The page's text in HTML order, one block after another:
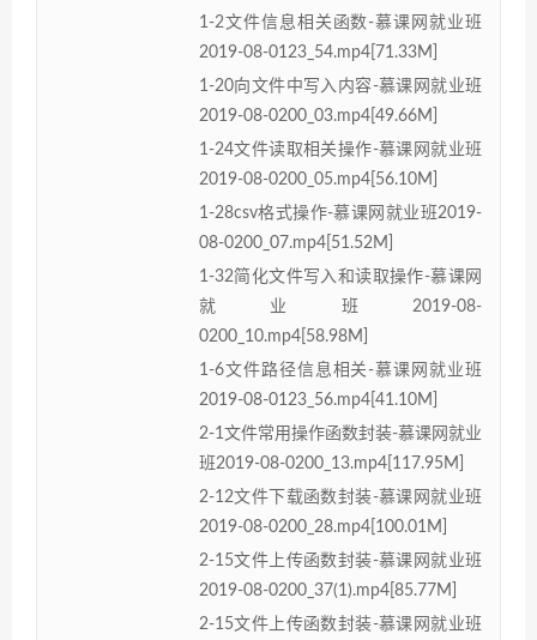
1-2文件信息相关函数-慕课网就业班
2019-08-0123_54.mp4[71.33M]
1-20向文件中写入内容-慕课网就业班
2019-08-0200_03.mp4[49.66M]
1-24文件读取相关操作-慕课网就业班
2019-08-0200_05.mp4[56.10M]
1-28csv格式操作-慕课网就业班2019-
08-0200_07.mp4[51.52M]
1-32简化文件写入和读取操作-慕课网
就业班2019-08-
0200_10.mp4[58.98M]
1-6文件路径信息相关-慕课网就业班
2019-08-0123_56.mp4[41.10M]
2-1文件常用操作函数封装-慕课网就业
班2019-08-0200_13.mp4[117.95M]
2-12文件下载函数封装-慕课网就业班
2019-08-0200_28.mp4[100.01M]
2-15文件上传函数封装-慕课网就业班
2019-08-0200_37(1).mp4[85.77M]
2-15文件上传函数封装-慕课网就业班